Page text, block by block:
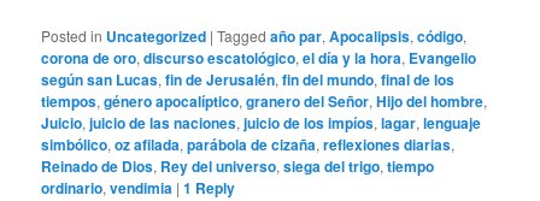
Posted in Uncategorized |Tagged año par,Apocalipsis,código,
corona de oro,discurso escatológico,el día y la hora, Evangelio
según san Lucas,fin de Jerusalén,fin del mundo,final de los
tiempos,género apocalíptico,granero del Señor,Hijo del hombre,
Juicio,juicio de las naciones,juicio de los impíos,lagar,lenguaje
simbólico,oz afilada,parábola de cizaña,reflexiones diarias,
Reinado de Dios, Rey del universo,siega del trigo,tiempo
ordinario,vendimia |1 Reply